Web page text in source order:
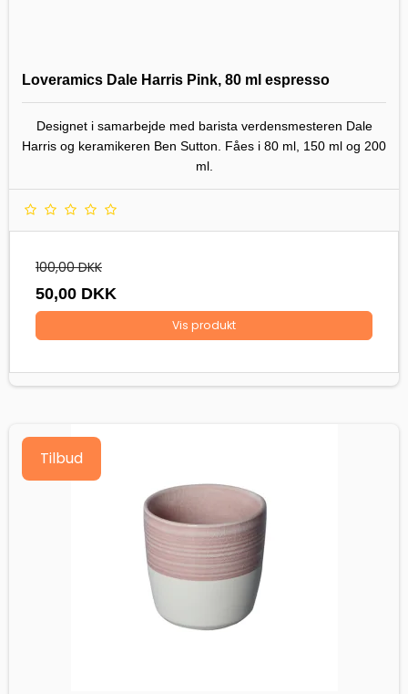
Loveramics Dale Harris Pink, 80 ml espresso
Designet i samarbejde med barista verdensmesteren Dale
Harris og keramikeren Ben Sutton. Fåes i 80 ml, 150 ml og 200
ml.
100,00 DKK
50,00 DKK
Vis produkt
Tilbud